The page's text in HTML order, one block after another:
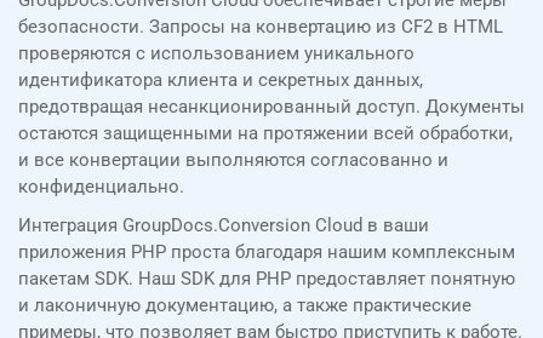
безопасности. Запросы на конвертацию из CF2 в HTML
проверяются с использованием уникального
идентификатора клиента и секретных данных,
предотвращая несанкционированный доступ. Документы
остаются защищенными на протяжении всей обработки,
и все конвертации выполняются согласованно и
конфиденциально.
Интеграция GroupDocs.Conversion Cloud в ваши
приложения PHP проста благодаря нашим комплексным
пакетам SDK. Наш SDK для PHP предоставляет понятную
и лаконичную документацию, а также практические
примеры, что позволяет вам быстро приступить к работе.